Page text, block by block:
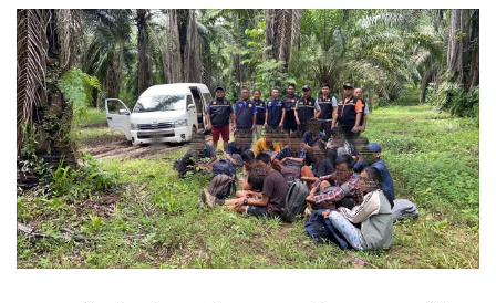
• CbizReview
• Cyber BIZ
• ผู้จัดกวน
• Good health & Well-being
• Green Innovation & SD
• Management & HR
• MGR Live
• Infographic